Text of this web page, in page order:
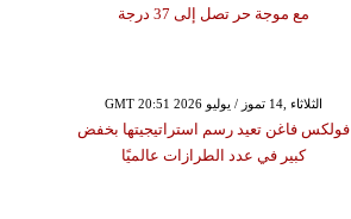
مع موجة حر تصل إلى 37 درجة
GMT 20:51 2026 الثلاثاء ,14 تموز / يوليو
فولكس فاغن تعيد رسم استراتيجيتها بخفض
كبير في عدد الطرازات عالميًا